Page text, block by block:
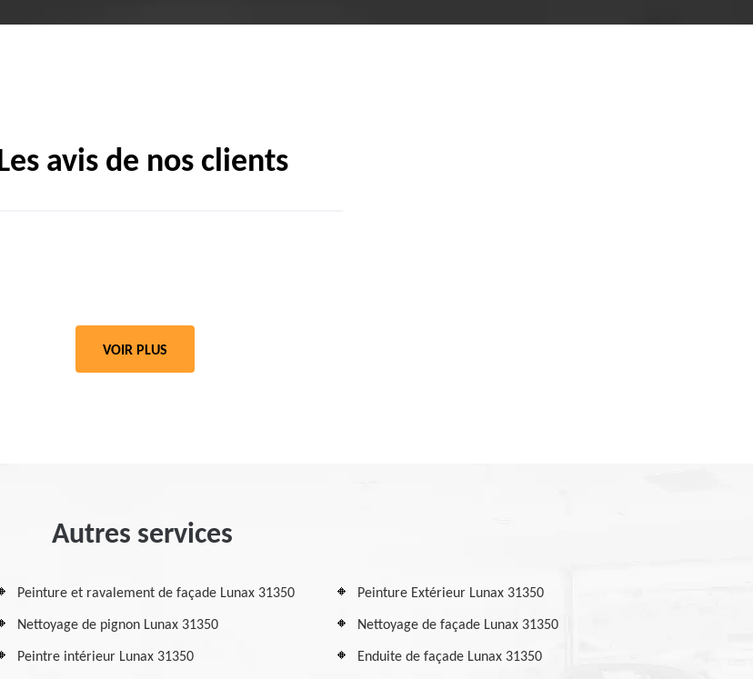
avis de nos clients
VOIR PLUS
Autres services
Peinture et ravalement de façade Lunax 31350 Peinture Extérieur Lunax 31350
Nettoyage de pignon Lunax 31350 Nettoyage de façade Lunax 31350
Peintre intérieur Lunax 31350 Enduite de façade Lunax 31350